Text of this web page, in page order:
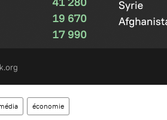
économie